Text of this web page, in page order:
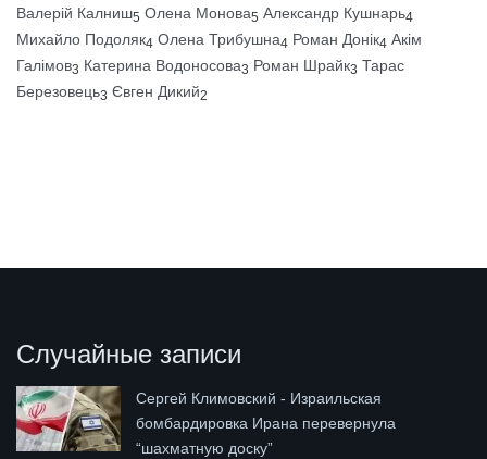
Валерій Калниш5 Олена Монова5 Александр Кушнарь4
Михайло Подоляк4 Олена Трибушна4 Роман Донік4 Акім
Галімов3 Катерина Водоносова3 Роман Шрайк3 Тарас
Березовець3 Євген Дикий2
Случайные записи
Сергей Климовский - Израильская
бомбардировка Ирана перевернула
“шахматную доску”